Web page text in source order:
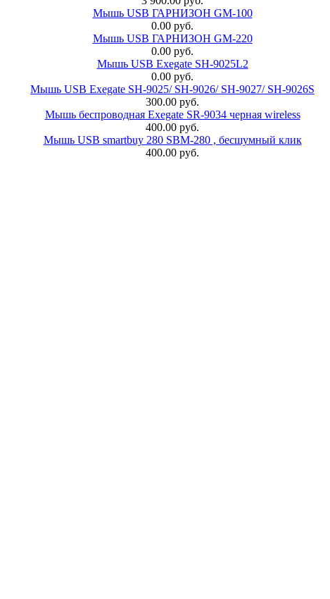
Мышь USB ГАРНИЗОН GM-100
0.00 руб.
Мышь USB ГАРНИЗОН GM-220
0.00 руб.
Мышь USB Exegate SH-9025L2
0.00 руб.
Мышь USB Exegate SH-9025/ SH-9026/ SH-9027/ SH-9026S
300.00 руб.
Мышь беспроводная Exegate SR-9034 черная wireless
400.00 руб.
Мышь USB smartbuy 280 SBM-280 , бесшумный клик
400.00 руб.